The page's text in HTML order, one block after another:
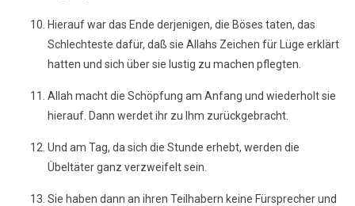
Hierauf war das Ende derjenigen, die Böses taten, das
Schlechteste dafür, daß sie Allahs Zeichen für Lüge erklärt
hatten und sich über sie lustig zu machen pflegten.
Allah macht die Schöpfung am Anfang und wiederholt sie
hierauf. Dann werdet ihr zu Ihm zurückgebracht.
Und am Tag, da sich die Stunde erhebt, werden die
Übeltäter ganz verzweifelt sein.
Sie haben dann an ihren Teilhabern keine Fürsprecher und